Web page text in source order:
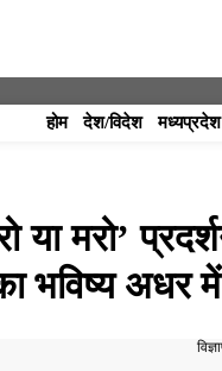
होम देश/विदेश मध्यप्रदेश
या मरो’
भविष्य अधर में